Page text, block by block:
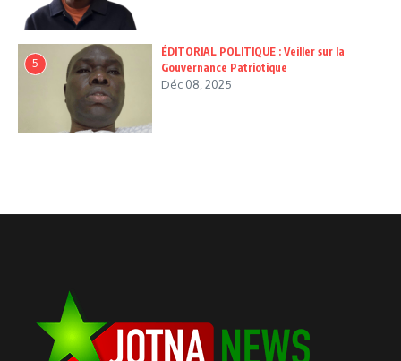
5
ÉDITORIAL POLITIQUE : Veiller sur la
Gouvernance Patriotique
Déc 08, 2025